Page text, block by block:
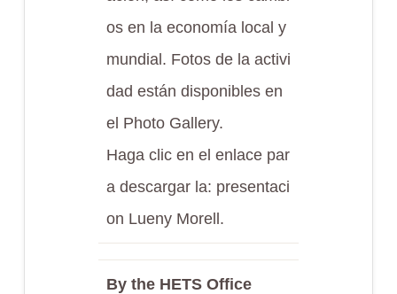
os en la economía local y
mundial. Fotos de la activi
dad están disponibles en
el Photo Gallery.
Haga clic en el enlace par
a descargar la: presentaci
on Lueny Morell.
By the HETS Office